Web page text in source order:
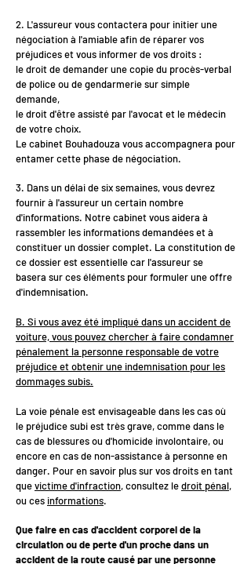
2. L'assureur vous contactera pour initier une
négociation à l'amiable afin de réparer vos
préjudices et vous informer de vos droits :
le droit de demander une copie du procès-verbal
de police ou de gendarmerie sur simple
demande,
le droit d'être assisté par l'avocat et le médecin
de votre choix.
Le cabinet Bouhadouza vous accompagnera pour
entamer cette phase de négociation.
3. Dans un délai de six semaines, vous devrez
fournir à l'assureur un certain nombre
d'informations. Notre cabinet vous aidera à
rassembler les informations demandées et à
constituer un dossier complet. La constitution de
ce dossier est essentielle car l'assureur se
basera sur ces éléments pour formuler une offre
d'indemnisation.
B. Si vous avez été impliqué dans un accident de
voiture, vous pouvez chercher à faire condamner
pénalement la personne responsable de votre
préjudice et obtenir une indemnisation pour les
dommages subis.
La voie pénale est envisageable dans les cas où
le préjudice subi est très grave, comme dans le
cas de blessures ou d'homicide involontaire, ou
encore en cas de non-assistance à personne en
danger. Pour en savoir plus sur vos droits en tant
quevictime d'infraction, consultez ledroit pénal,
ou ces informations.
Que faire en cas d'accident corporel de la
circulation ou de perte d'un proche dans un
accident de la route causé par une personne